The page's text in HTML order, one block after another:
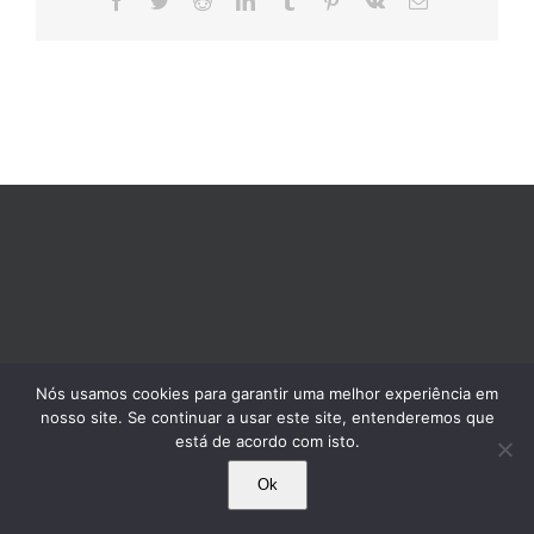
© 1995-2025 Comissão Pró-Índio de São Paulo. Todos os direitos reservados.
Nós usamos cookies para garantir uma melhor experiência em
nosso site. Se continuar a usar este site, entenderemos que
está de acordo com isto.
Ok